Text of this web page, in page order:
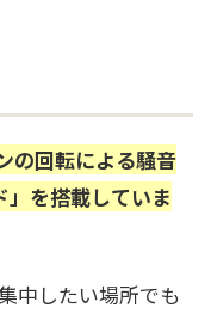
の回転による騒音
を搭載していま
中したい場所でも